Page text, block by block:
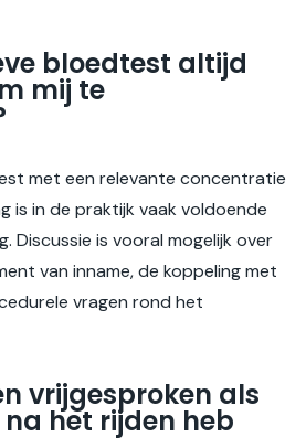
bloedtest altijd
mij te
met een relevante concentratie
is in de praktijk vaak voldoende
Discussie is vooral mogelijk over
van inname, de koppeling met
vragen rond het
vrijgesproken als
het rijden heb